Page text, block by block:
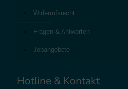
Widerrufsrecht
Fragen & Antworten
Jobangebote
Hotline & Kontakt